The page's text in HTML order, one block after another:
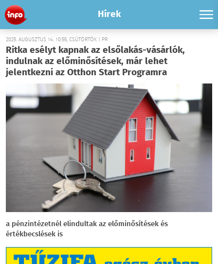
Hírek
2025. AUGUSZTUS 14. 10:55, CSÜTÖRTÖK | PR
Ritka esélyt kapnak az elsőlakás-vásárlók,
indulnak az előminősítések, már lehet
jelentkezni az Otthon Start Programra
a pénzintézetnél elindultak az előminősítések és
értékbecslések is